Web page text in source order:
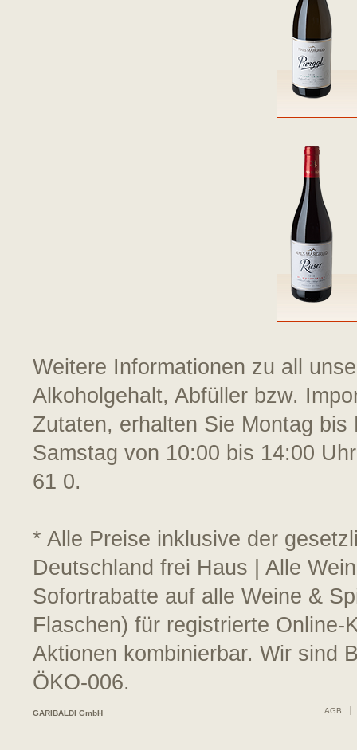
Weitere Informationen zu all
Alkoholgehalt, Abfüller bzw.
Zutaten, erhalten Sie Montag
Samstag von 10:00 bis 14:00
61 0.
* Alle Preise inklusive der
Deutschland frei Haus | Alle
Sofortrabatte auf alle Weine &
Flaschen) für registrierte
Aktionen kombinierbar. Wir sind
ÖKO-006.
GARIBALDI GmbH AGB